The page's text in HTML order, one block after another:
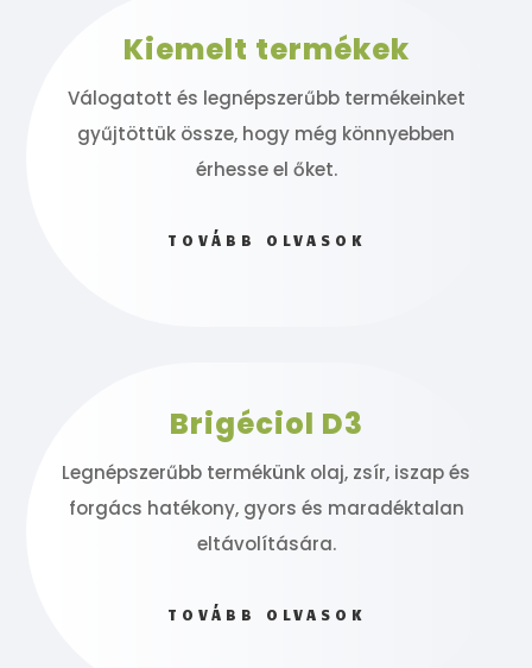
Kiemelt termékek
Válogatott és legnépszerűbb termékeinket
gyűjtöttük össze, hogy még könnyebben
érhesse el őket.
TOVÁBB OLVASOK
Brigéciol D3
Legnépszerűbb termékünk olaj, zsír, iszap és
forgács hatékony, gyors és maradéktalan
eltávolítására.
TOVÁBB OLVASOK